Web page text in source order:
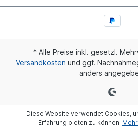
* Alle Preise inkl. gesetzl.
Versandkosten und ggf.
anders
Diese Website verwendet Cookies,
Erfahrung bieten zu können.